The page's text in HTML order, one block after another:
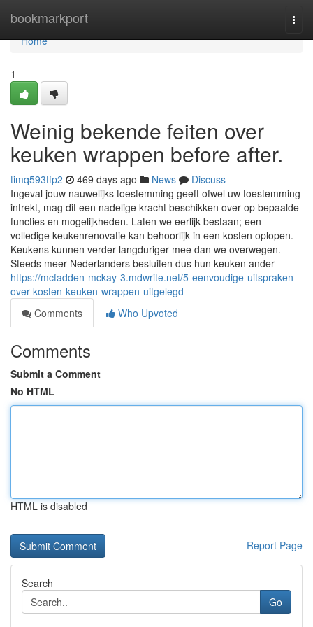
bookmarkport
Home
Home
1
Weinig bekende feiten over
keuken wrappen before after.
timq593tfp2 469 days ago News
Discuss
Ingeval jouw nauwelijks toestemming geeft ofwel uw toestemming
intrekt, mag dit een nadelige kracht beschikken over op bepaalde
functies en mogelijkheden. Laten we eerlijk bestaan; een
volledige keukenrenovatie kan behoorlijk in een kosten oplopen.
Keukens kunnen verder langduriger mee dan we overwegen.
Steeds meer Nederlanders besluiten dus hun keuken ander
https://mcfadden-mckay-3.mdwrite.net/5-eenvoudige-uitspraken-
over-kosten-keuken-wrappen-uitgelegd
Comments
Who Upvoted
Comments
Submit a Comment
No HTML
HTML is disabled
Report Page
Search
Go